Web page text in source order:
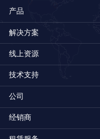
产品
解决方案
线上资源
技术支持
公司
经销商